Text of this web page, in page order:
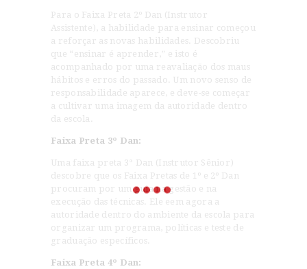
Para o Faixa Preta 2º Dan (Instrutor
Assistente), a habilidade para ensinar começou
a reforçar as novas habilidades. Descobriu
que “ensinar é aprender,” e isto é
acompanhado por uma reavaliação dos maus
hábitos e erros do passado. Um novo senso de
responsabilidade aparece, e deve-se começar
a cultivar uma imagem da autoridade dentro
da escola.
Faixa Preta 3º Dan:
Uma faixa preta 3° Dan (Instrutor Sênior)
descobre que os Faixa Pretas de 1º e 2º Dan
procuram por um guia na gestão e na
execução das técnicas. Ele eem agora a
autoridade dentro do ambiente da escola para
organizar um programa, políticas e teste de
graduação específicos.
Faixa Preta 4º Dan: